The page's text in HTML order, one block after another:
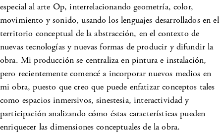
especial al arte Op, interrelacionando geometría, color,
movimiento y sonido, usando los lenguajes desarrollados en el
territorio conceptual de la abstracción, en el contexto de
nuevas tecnologías y nuevas formas de producir y difundir la
obra. Mi producción se centraliza en pintura e instalación,
pero recientemente comencé a incorporar nuevos medios en
mi obra, puesto que creo que puede enfatizar conceptos tales
como espacios inmersivos, sinestesia, interactividad y
participación analizando cómo éstas características pueden
enriquecer las dimensiones conceptuales de la obra.